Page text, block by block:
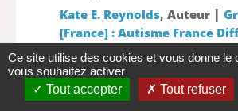
Kate E. Reynolds, Auteur |
[France] : Autisme France
(AFD) Editions
|
Ce livre, accessible et positif,
parents et professionnels à
Ce site utilise des cookies et vous donne le
vous souhaitez activer
Tout accepter
Tout refuser